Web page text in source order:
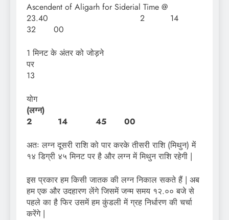
Ascendent of Aligarh for Siderial Time @
23.40 2 14
32 00
1 मिनट के अंतर को जोड़ने
13
योग
2 14 45 00
अतः लग्न दूसरी राशि को पार करके तीसरी राशि (मिथुन) में
१४ डिग्री ४५ मिनट पर है और लग्न में मिथुन राशि रहेगी |
इस प्रकार हम किसी जातक की लग्न निकाल सकते हैं | अब
हम एक और उदहारण लेंगे जिसमें जन्म समय १२.०० बजे से
पहले का है फिर उसमें हम कुंडली में ग्रह निर्धारण की चर्चा
करेंगे |